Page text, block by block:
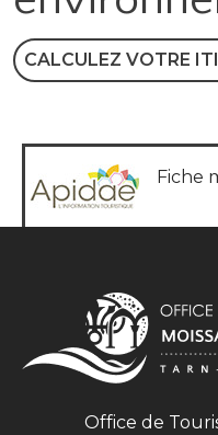
CALCULEZ VOTRE
Fiche
Office de